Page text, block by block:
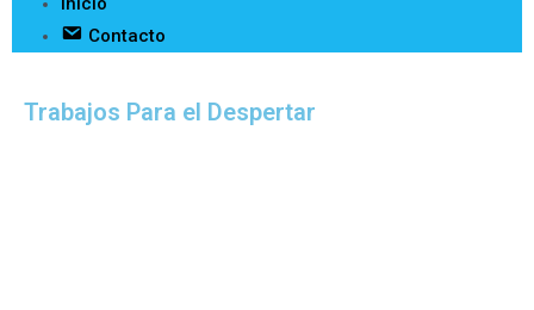
Contacto
Trabajos Para el Despertar